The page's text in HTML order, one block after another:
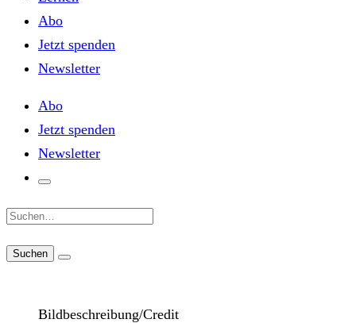
Abo
Jetzt spenden
Newsletter
Abo
Jetzt spenden
Newsletter
Suche:
Bildbeschreibung/Credit